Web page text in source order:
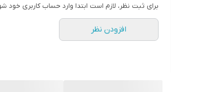
برای ثبت نظر، لازم است ابتدا وارد حساب کاربری خود
افزودن نظر